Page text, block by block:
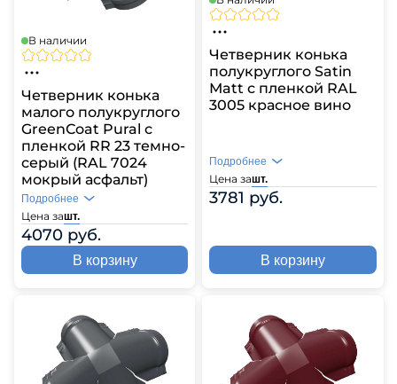
В наличии
Четверник конька
малого полукруглого
GreenСoat Pural с
пленкой RR 23 темно-
серый (RAL 7024
мокрый асфальт)
Цена зашт.
4070 руб.
Подробнее
В корзину
Четверник конька
полукруглого Satin
Мatt с пленкой RAL
3005 красное вино
Цена зашт.
3781 руб.
Подробнее
В корзину